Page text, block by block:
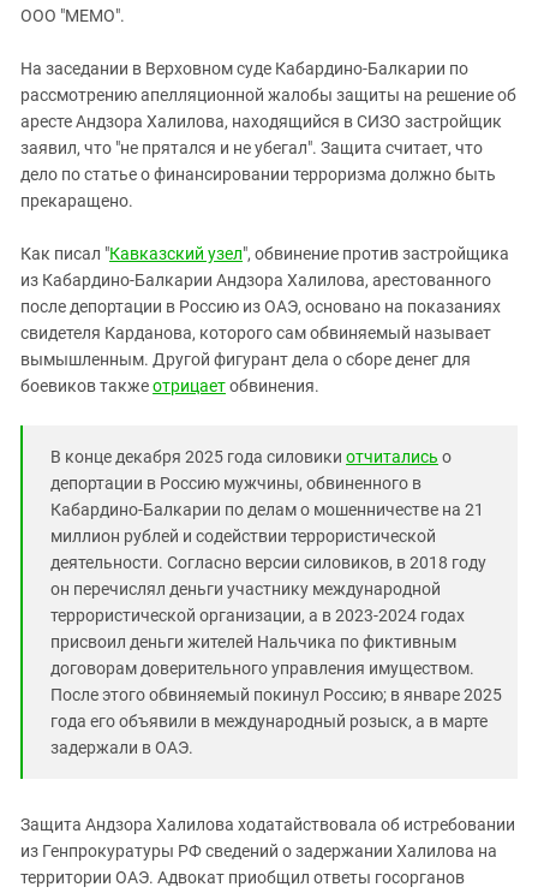
ИНАКОМЫСЛИЕ В ЧЕЧНЕ
ПРЕСЛЕДОВАНИЕ АКТИВИСТОВ
МОБИЛИЗАЦИЯ И ПРОТЕСТЫ
Дагестан
Кабардино-Балкария
Калмыкия
Карачаево-Черкесия
Краснодарский край
Нагорный Карабах
Российская Федерация
Ростовская область
Северная Осетия - Алания
СКФО
Чечня
Южная Осетия
Южный Кавказ
ООО "МЕМО".
На заседании в Верховном суде Кабардино-Балкарии по
рассмотрению апелляционной жалобы защиты на решение об
аресте Андзора Халилова, находящийся в СИЗО застройщик
заявил, что "не прятался и не убегал". Защита считает, что
дело по статье о финансировании терроризма должно быть
прекаращено.
Как писал "Кавказский узел", обвинение против застройщика
из Кабардино-Балкарии Андзора Халилова, арестованного
после депортации в Россию из ОАЭ, основано на показаниях
свидетеля Карданова, которого сам обвиняемый называет
вымышленным. Другой фигурант дела о сборе денег для
боевиков такжеотрицаетобвинения.
В конце декабря 2025 года силовики отчитались о
депортации в Россию мужчины, обвиненного в
Кабардино-Балкарии по делам о мошенничестве на 21
миллион рублей и содействии террористической
деятельности. Согласно версии силовиков, в 2018 году
он перечислял деньги участнику международной
террористической организации, а в 2023-2024 годах
присвоил деньги жителей Нальчика по фиктивным
договорам доверительного управления имуществом.
После этого обвиняемый покинул Россию; в январе 2025
года его объявили в международный розыск, а в марте
задержали в ОАЭ.
Защита Андзора Халилова ходатайствовала об истребовании
из Генпрокуратуры РФ сведений о задержании Халилова на
территории ОАЭ. Адвокат приобщил ответы госорганов